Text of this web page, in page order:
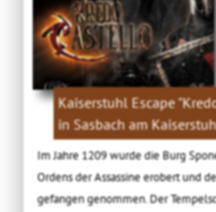
Kaiserstuhl Escape
in Sasbach am
Im Jahre 1209 wurde die Burg
Ordens der Assassine erobert und
gefangen genommen. Der